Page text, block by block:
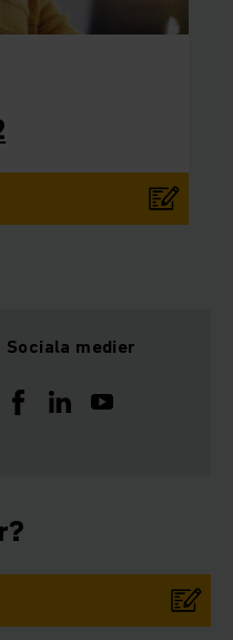
Sociala medier